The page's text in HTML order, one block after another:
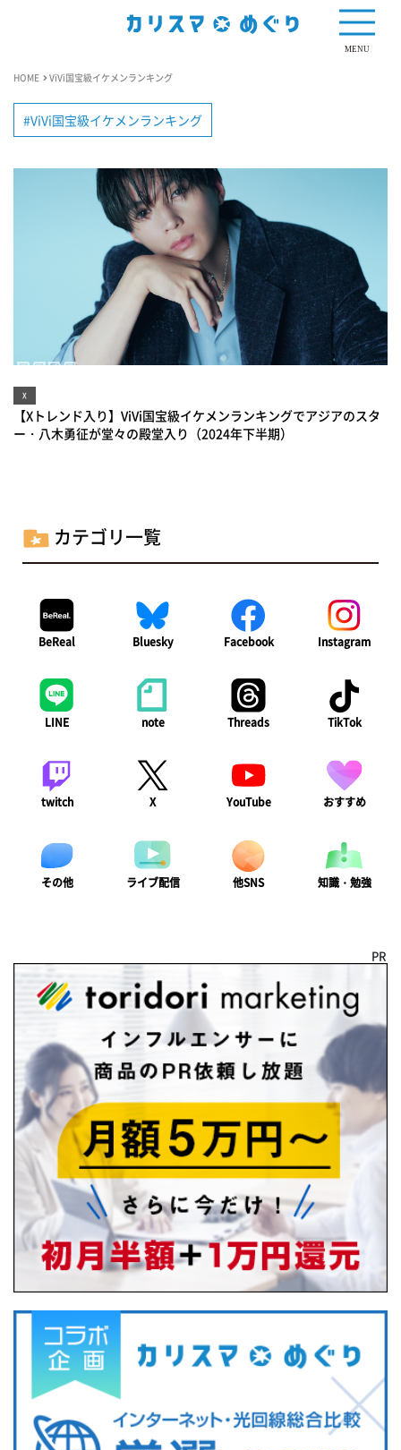
MENU
HOME ViVi国宝級イケメンランキング
ViVi国宝級イケメンランキング
X
【Xトレンド入り】ViVi国宝級イケメンランキングでアジアのスタ
ー・八木勇征が堂々の殿堂入り（2024年下半期）
カテゴリ一覧
BeReal Bluesky Facebook Instagram
LINE note Threads TikTok
twitch X YouTube おすすめ
その他 ライブ配信 他SNS 知識・勉強
PR